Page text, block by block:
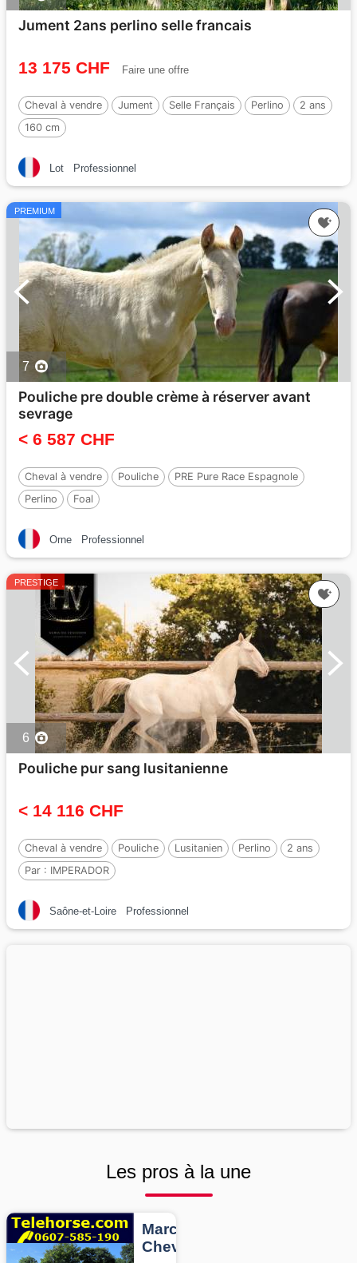
Jument 2ans perlino selle francais
13 175 CHF Faire une offre
Cheval à vendre Jument Selle Français Perlino
2 ans
160 cm
Lot Professionnel
PREMIUM
7
Pouliche pre double crème à réserver avant
sevrage
< 6 587 CHF
Cheval à vendre Pouliche
PRE Pure Race Espagnole
Perlino
Foal
Orne Professionnel
PRESTIGE
6
Pouliche pur sang lusitanienne
< 14 116 CHF
Cheval à vendre Pouliche Lusitanien Perlino
2 ans
Par : IMPERADOR
Saône-et-Loire Professionnel
Les pros à la une
Marcheurs
Chevaux